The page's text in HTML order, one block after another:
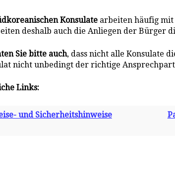
Konsulate arbeiten häufig mit
deshalb auch die Anliegen der Bürger
Sie bitte auch, dass nicht alle Konsulate
nicht unbedingt der richtige
Links:
und Sicherheitshinweise